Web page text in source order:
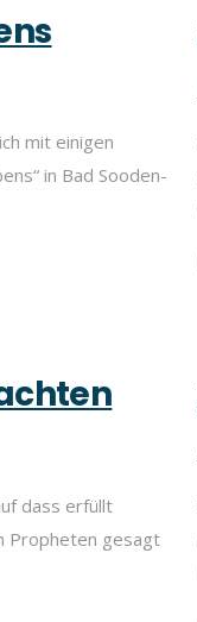
mit einigen
in Bad Sooden-
dass erfüllt
Propheten gesagt